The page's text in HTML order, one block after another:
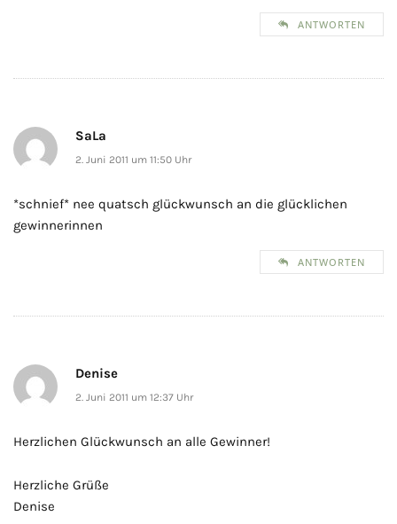
ANTWORTEN
SaLa
2. Juni 2011 um 11:50 Uhr
*schnief* nee quatsch glückwunsch an die glücklichen
gewinnerinnen
ANTWORTEN
Denise
2. Juni 2011 um 12:37 Uhr
Herzlichen Glückwunsch an alle Gewinner!
Herzliche Grüße
Denise